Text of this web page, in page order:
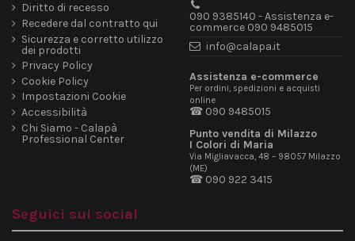
Diritto di recesso
Recedere dal contratto qui
Sicurezza e corretto utilizzo
dei prodotti
Privacy Policy
Cookie Policy
Impostazioni Cookie
Accessibilità
Chi Siamo - Calapà
Professional Center
090 9385140 - Assistenza e-
commerce 090 9485015
info@calapa.it
Assistenza e-commerce
Per ordini, spedizioni e acquisti
online
☎ 090 9485015
Punto vendita di Milazzo
I Colori di Maria
Via Migliavacca, 48 – 98057 Milazzo
(ME)
☎ 090 922 3415
Seguici sui social